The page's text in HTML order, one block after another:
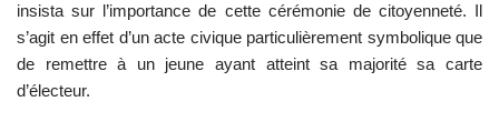
insista sur l’importance de cette cérémonie de citoyenneté. Il
s’agit en effet d’un acte civique particulièrement symbolique que
de remettre à un jeune ayant atteint sa majorité sa carte
d’électeur.